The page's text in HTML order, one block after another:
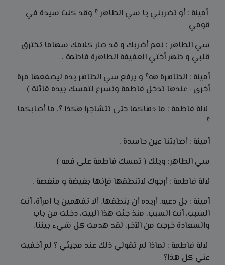
أمينة : أو تضربني يا سي الطاهر ؟ وقد كنت سيدة في
قومي
سي الطاهر : نعم أضربك و قد صار كلامك سهاما تخترق
قلبي و ظهر أختي العفيفة الطاهرة فاطمة .
أمينة : الطاهرة هه؟ و يرفع سي الطاهر يده ليصفعها مرة
أخرى ، عندها تدخل فاطمة وتسرع لتمسك بيده قائلة )
لالة فاطمة : ما دهاكما حتى تتشاجرا هكذا ؟، ما أصابكما
؟
أمينة : أصابتنا عين حاسدة .
سي الطاهر: ويلك ( تمسك فاطمة على فمه )
لالة فاطمة : أرجوك لاتنطقها فإنها بغيضة و منغصة .
أمينة : بل دعيه، أريده أن ينطقها، ألا تفهمين يا امرأة، أنت
السبب، أنت السبب، منذ جئت هذا البيت، دخلت من باب
والسعادة خرجت من الآخر، لقد هدمت كل شيء بيننا.
لالة فاطمة : لماذا لم تقولي ذلك عند مجيئي ؟ لم أخفيت
عني كل هذا؟